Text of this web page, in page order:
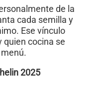
de la
cada semilla y
Ese vínculo
quien cocina se
2025